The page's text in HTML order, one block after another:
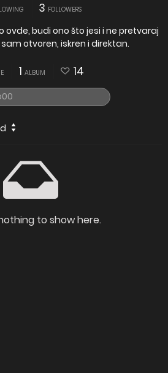
3 FOLLOWERS
ovde, budi ono što jesi i ne pretvaraj
sam otvoren, iskren i direktan.
1 ALBUM 14
to show here.